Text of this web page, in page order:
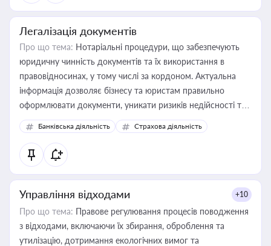
Легалізація документів
Про що тема: Нотаріальні процедури, що забезпечують
юридичну чинність документів та їх використання в
правовідносинах, у тому числі за кордоном. Актуальна
інформація дозволяє бізнесу та юристам правильно
оформлювати документи, уникати ризиків недійсності та
забезпечувати їх належне прийняття органами влади та
контрагентами
Банківська діяльність Страхова діяльність
Управління відходами +10
Про що тема: Правове регулювання процесів поводження
з відходами, включаючи їх збирання, оброблення та
утилізацію, дотримання екологічних вимог та